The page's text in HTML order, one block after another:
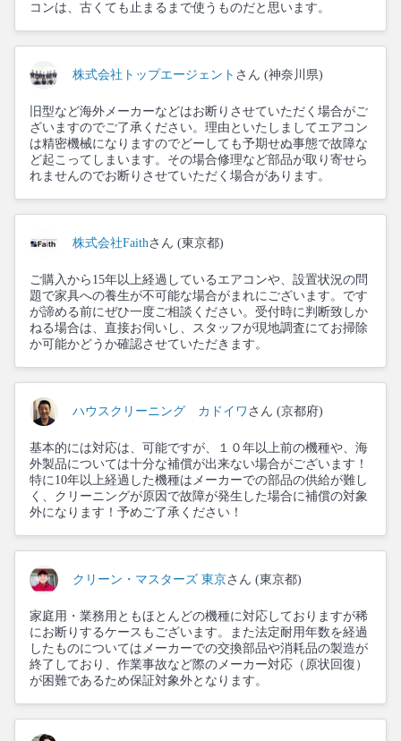
コンは、古くても止まるまで使うものだと思います。
株式会社トップエージェント さん (神奈川県)
旧型など海外メーカーなどはお断りさせていただく場合がご
ざいますのでご了承ください。理由といたしましてエアコン
は精密機械になりますのでどーしても予期せぬ事態で故障な
ど起こってしまいます。その場合修理など部品が取り寄せら
れませんのでお断りさせていただく場合があります。
株式会社Faithさん (東京都)
ご購入から15年以上経過しているエアコンや、設置状況の問
題で家具への養生が不可能な場合がまれにございます。です
が諦める前にぜひ一度ご相談ください。受付時に判断致しか
ねる場合は、直接お伺いし、スタッフが現地調査にてお掃除
か可能かどうか確認させていただきます。
ハウスクリーニング カドイワ さん (京都府)
基本的には対応は、可能ですが、１０年以上前の機種や、海
外製品については十分な補償が出来ない場合がございます！
特に10年以上経過した機種はメーカーでの部品の供給が難し
く、クリーニングが原因で故障が発生した場合に補償の対象
外になります！予めご了承ください！
クリーン・マスターズ 東京さん (東京都)
家庭用・業務用ともほとんどの機種に対応しておりますが稀
にお断りするケースもございます。また法定耐用年数を経過
したものについてはメーカーでの交換部品や消耗品の製造が
終了しており、作業事故など際のメーカー対応（原状回復）
が困難であるため保証対象外となります。